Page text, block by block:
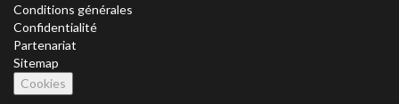
Conditions générales
Confidentialité
Partenariat
Sitemap
Cookies